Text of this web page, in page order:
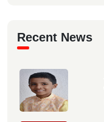
Recent News